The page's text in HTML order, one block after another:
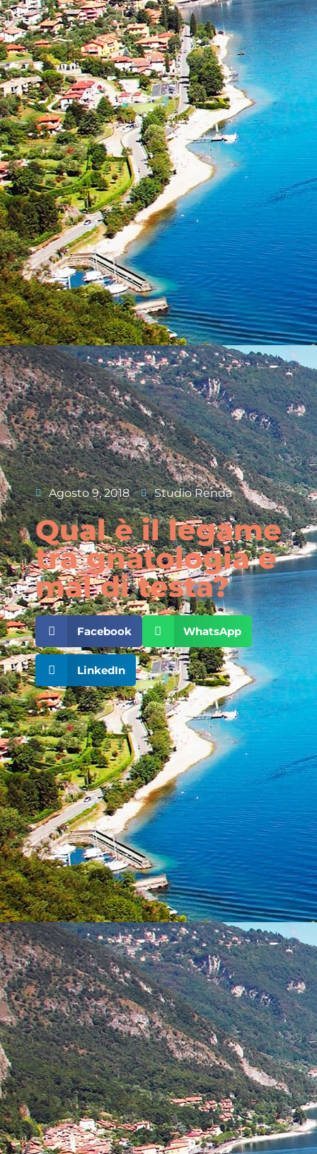
Agosto 9, 2018 Studio Renda
Qual è il legame
tra gnatologia e
mal di testa?
Facebook WhatsApp
LinkedIn